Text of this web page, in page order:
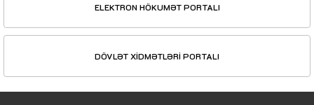
ELEKTRON HÖKUMƏT PORTALI
DÖVLƏT XİDMƏTLƏRİ PORTALI